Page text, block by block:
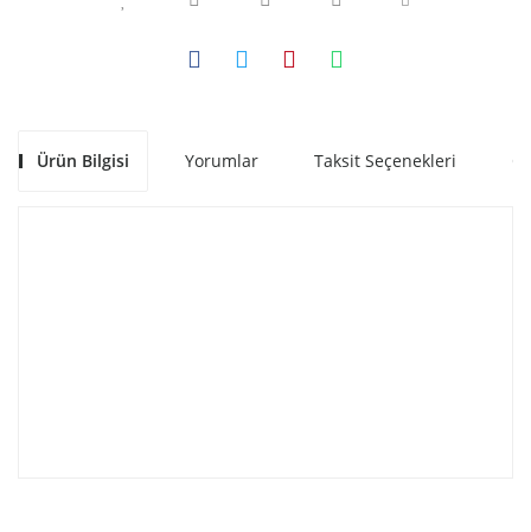
Ürün Bilgisi Yorumlar Taksit Seçenekleri